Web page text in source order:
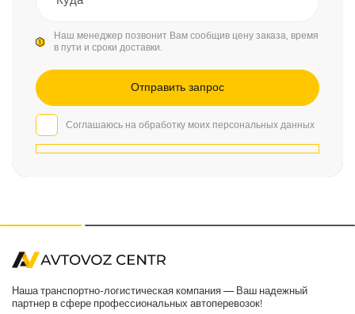
Наш менеджер позвонит Вам сообщив цену заказа, время
в пути и сроки доставки.
Соглашаюсь на обработку моих персональных данных
Наша транспортно-логистическая компания — Ваш надежный
партнер в сфере профессиональных автоперевозок!